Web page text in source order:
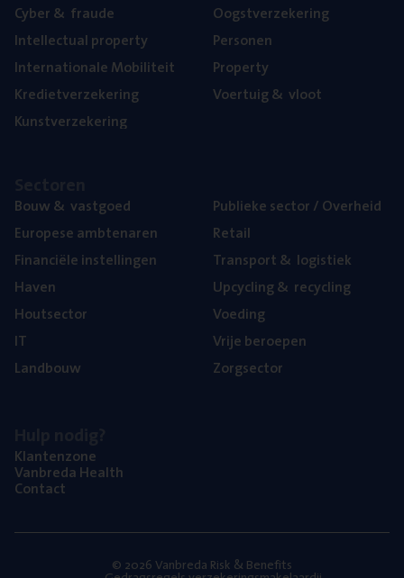
Cyber& fraude
Intel­lec­tu­al property
Inter­na­ti­o­na­le Mobiliteit
Kre­diet­ver­ze­ke­ring
Kunst­ver­ze­ke­ring
Oogst­ver­ze­ke­ring
Per­so­nen
Pro­per­ty
Voer­tuig& vloot
Bouw& vastgoed
Euro­pe­se ambtenaren
Finan­ci­ë­le instellingen
Haven
Hout­sec­tor
IT
Land­bouw
Publie­ke sec­tor / Overheid
Retail
Trans­port& logistiek
Upcy­cling& recycling
Voe­ding
Vrije beroe­pen
Zorg­sec­tor
Klan­ten­zo­ne
Van­b­re­da Health
Con­tact
© 2026 Vanbreda Risk & Benefits